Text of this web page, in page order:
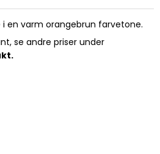
en varm orangebrun farvetone.
se andre priser under